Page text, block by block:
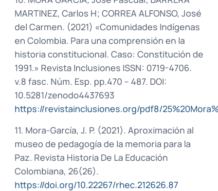
MARTINEZ, Carlos H; CORREA ALFONSO, José
del Carmen. (2021) «Comunidades Indígenas
en Colombia. Para una comprensión en la
historia constitucional. Caso: Constitución de
1991.» Revista Inclusiones ISSN: 0719-4706.
v.8 fasc. Núm. Esp. pp.470 – 487. DOI:
10.5281/zenodo4437693
https://revistainclusiones.org/pdf8/
11. Mora-García, J. P. (2021). Aproximación al
museo de pedagogía de la memoria para la
Paz. Revista Historia De La Educación
Colombiana, 26(26).
https://doi.org/10.22267/rhec.212626.87